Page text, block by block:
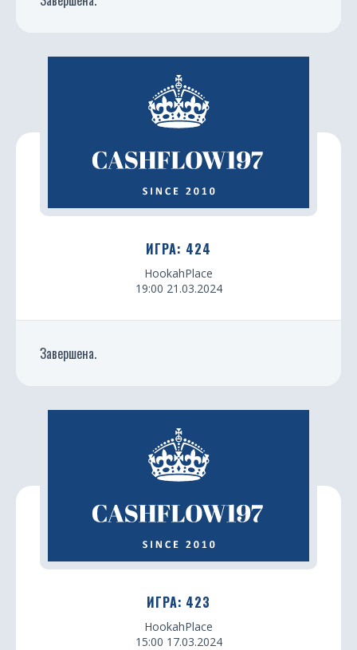
ИГРА: 424
HookahPlace
19:00 21.03.2024
Завершена.
ИГРА: 423
HookahPlace
15:00 17.03.2024